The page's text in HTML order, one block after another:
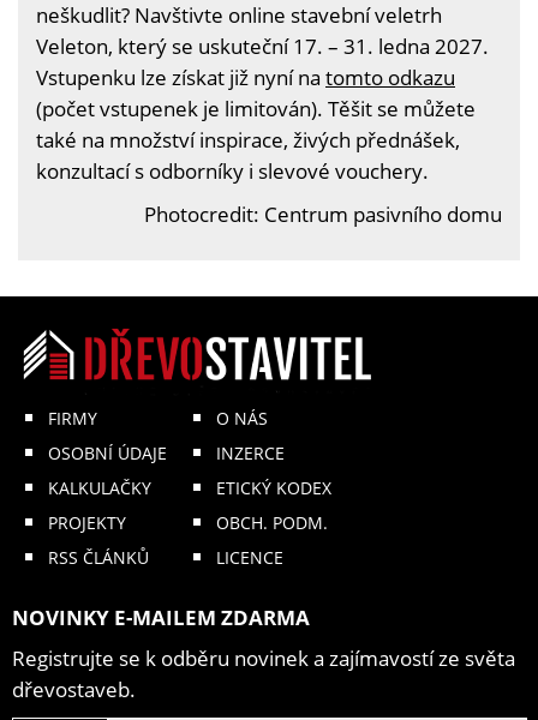
neškudlit? Navštivte online stavební veletrh
Veleton, který se uskuteční 17. – 31. ledna 2027.
Vstupenku lze získat již nyní na tomto odkazu
(počet vstupenek je limitován). Těšit se můžete
také na množství inspirace, živých přednášek,
konzultací s odborníky i slevové vouchery.
Photocredit: Centrum pasivního domu
FIRMY
OSOBNÍ ÚDAJE
KALKULAČKY
PROJEKTY
RSS ČLÁNKŮ
O NÁS
INZERCE
ETICKÝ KODEX
OBCH. PODM.
LICENCE
NOVINKY E-MAILEM ZDARMA
Registrujte se k odběru novinek a zajímavostí ze světa
dřevostaveb.